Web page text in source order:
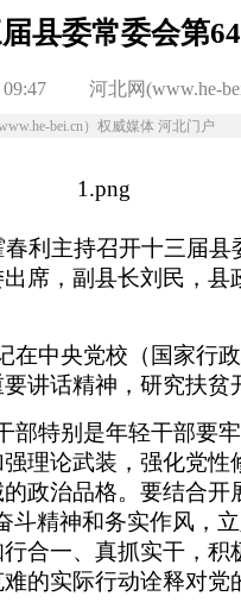
县委常委会第
河北网(www.he-
bei.cn）权威媒体 河北门户
利主持召开十三届县
席，副县长刘民，县
在中央党校（国家行
讲话精神，研究扶贫
部特别是年轻干部要
理论武装，强化党性
政治品格。要结合开
斗精神和务实作风，
合一、真抓实干，积
的实际行动诠释对党